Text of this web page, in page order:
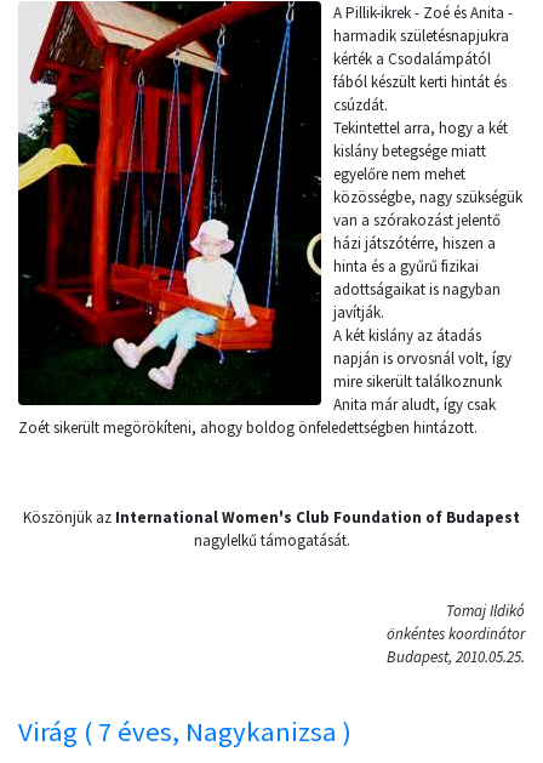
A Pillik-ikrek - Zoé és Anita -
harmadik születésnapjukra
kérték a Csodalámpától
fából készült kerti hintát és
csúzdát.
Tekintettel arra, hogy a két
kislány betegsége miatt
egyelőre nem mehet
közösségbe, nagy szükségük
van a szórakozást jelentő
házi játszótérre, hiszen a
hinta és a gyűrű fizikai
adottságaikat is nagyban
javítják.
A két kislány az átadás
napján is orvosnál volt, így
mire sikerült találkoznunk
Anita már aludt, így csak
Zoét sikerült megörökíteni, ahogy boldog önfeledettségben hintázott.
Köszönjük az International Women's Club Foundation of Budapest
nagylelkű támogatását.
Tomaj Ildikó
önkéntes koordinátor
Budapest, 2010.05.25.
Virág ( 7 éves, Nagykanizsa )